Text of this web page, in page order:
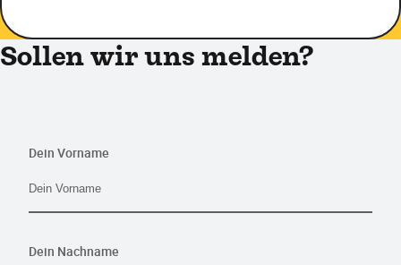
Sollen wir uns melden?
Dein Vorname
Dein Nachname